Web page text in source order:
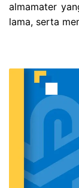
almamater
lama, serta